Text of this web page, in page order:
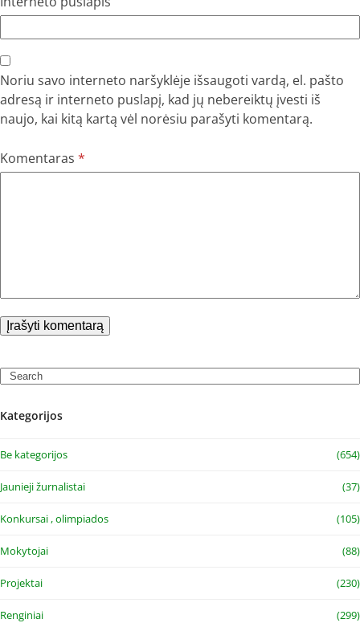
Noriu savo interneto naršyklėje išsaugoti vardą, el. pašto
adresą ir interneto puslapį, kad jų nebereiktų įvesti iš
naujo, kai kitą kartą vėl norėsiu parašyti komentarą.
Komentaras *
Search
Kategorijos
Be kategorijos (654)
Jaunieji žurnalistai (37)
Konkursai , olimpiados (105)
Mokytojai (88)
Projektai (230)
Renginiai (299)